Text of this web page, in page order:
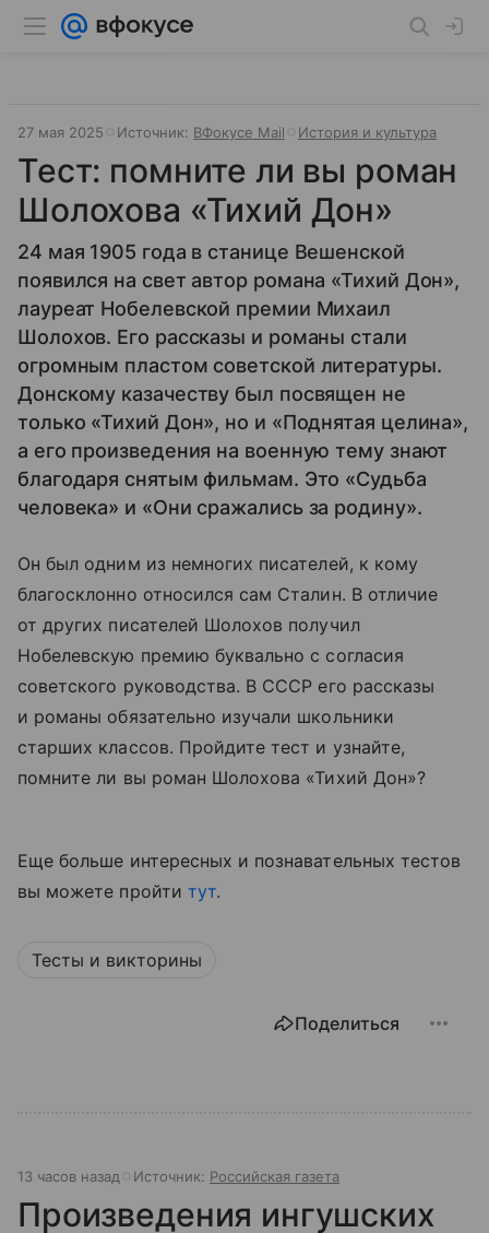
27 мая 2025 Источник: ВФокусе Mail История и культура
Тест: помните ли вы роман
Шолохова «Тихий Дон»
24 мая 1905 года в станице Вешенской
появился на свет автор романа «Тихий Дон»,
лауреат Нобелевской премии Михаил
Шолохов. Его рассказы и романы стали
огромным пластом советской литературы.
Донскому казачеству был посвящен не
только «Тихий Дон», но и «Поднятая целина»,
а его произведения на военную тему знают
благодаря снятым фильмам. Это «Судьба
человека» и «Они сражались за родину».
Он был одним из немногих писателей, к кому
благосклонно относился сам Сталин. В отличие
от других писателей Шолохов получил
Нобелевскую премию буквально с согласия
советского руководства. В СССР его рассказы
и романы обязательно изучали школьники
старших классов. Пройдите тест и узнайте,
помните ли вы роман Шолохова «Тихий Дон»?
Еще больше интересных и познавательных тестов
вы можете пройти тут.
Тесты и викторины
Поделиться
13 часов назад Источник: Российская газета
Произведения ингушских